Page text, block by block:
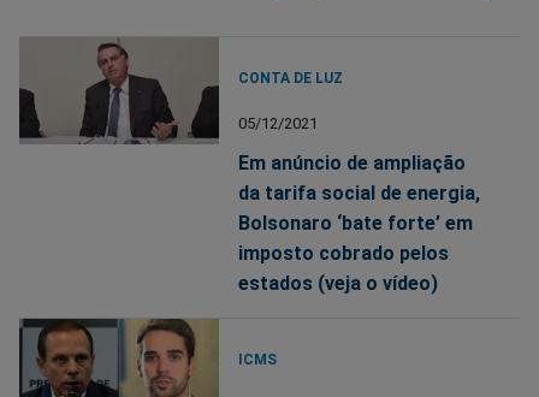
CONTA DE LUZ
05/12/2021
Em anúncio de ampliação
da tarifa social de energia,
Bolsonaro ‘bate forte’ em
imposto cobrado pelos
estados (veja o vídeo)
ICMS